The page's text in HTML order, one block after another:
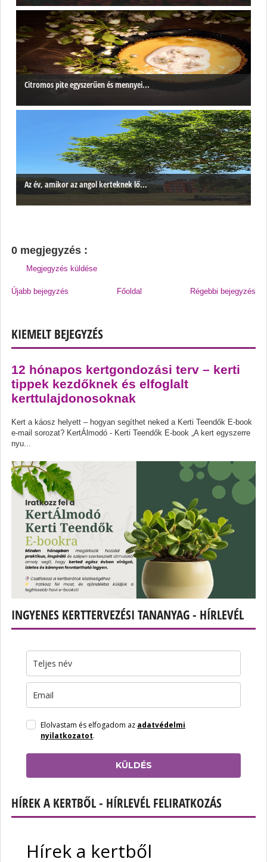
Citromos pite egyszerűen és mennyei...
Az év, amikor az angol kerteknek lő...
0 megjegyzés :
Megjegyzés küldése
Újabb bejegyzés Régebbi bejegyzés
Főoldal
KIEMELT BEJEGYZÉS
12 hónapos kertgondozási terv – kerti
tippek kezdőknek és elfoglalt
kerttulajdonosoknak
Kert a káosz helyett – hogyan segíthet neked a Kerti Teendők E-book
e-mail sorozat? KertÁlmodó - Kerti Teendők E-book „A kert egyszerre
nyu...
INGYENES KERTTERVEZÉSI TANANYAG - HÍRLEVÉL
Elolvastam és elfogadom az adatvédelmi
nyilatkozatot.
KÜLDÉS
HÍREK A KERTBŐL - HÍRLEVÉL FELIRATKOZÁS
Hírek a kertből